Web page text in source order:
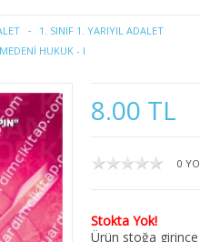
1. SINIF 1. YARIYIL ADALET
HUKUK - I
8.00 TL
0
Stokta Yok!
Ürün stoğa